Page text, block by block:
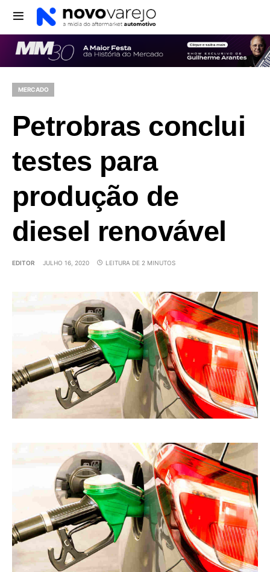
MERCADO
Petrobras conclui
testes para
produção de
diesel renovável
EDITOR JULHO 16, 2020 LEITURA DE 2 MINUTOS